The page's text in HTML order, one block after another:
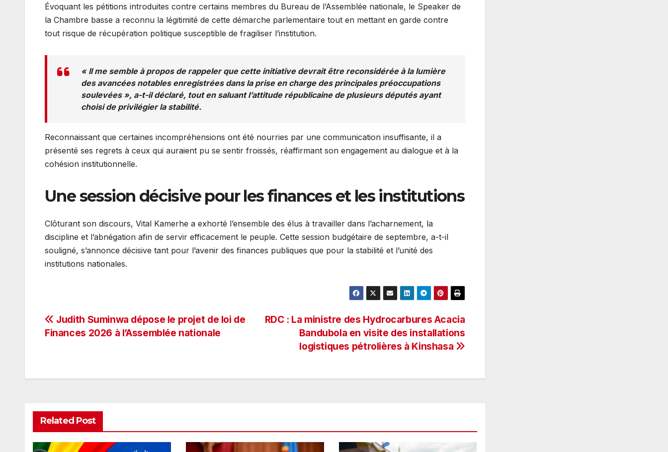
Évoquant les pétitions introduites contre certains membres du Bureau de l’Assemblée nationale, le Speaker de
la Chambre basse a reconnu la légitimité de cette démarche parlementaire tout en mettant en garde contre
tout risque de récupération politique susceptible de fragiliser l’institution.
« Il me semble à propos de rappeler que cette initiative devrait être reconsidérée à la lumière
des avancées notables enregistrées dans la prise en charge des principales préoccupations
soulevées », a-t-il déclaré, tout en saluant l’attitude républicaine de plusieurs députés ayant
choisi de privilégier la stabilité.
Reconnaissant que certaines incompréhensions ont été nourries par une communication insuffisante, il a
présenté ses regrets à ceux qui auraient pu se sentir froissés, réaffirmant son engagement au dialogue et à la
cohésion institutionnelle.
Une session décisive pour les finances et les institutions
Clôturant son discours, Vital Kamerhe a exhorté l’ensemble des élus à travailler dans l’acharnement, la
discipline et l’abnégation afin de servir efficacement le peuple. Cette session budgétaire de septembre, a-t-il
souligné, s’annonce décisive tant pour l’avenir des finances publiques que pour la stabilité et l’unité des
institutions nationales.
Navigation
RDC : La ministre des Hydrocarbures Acacia
Bandubola en visite des installations
logistiques pétrolières à Kinshasa
Judith Suminwa dépose le projet de loi de
Finances 2026 à l’Assemblée nationale
Related Post